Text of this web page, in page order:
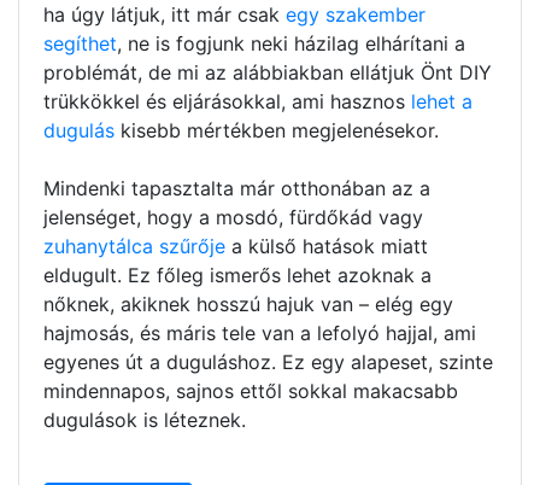
ha úgy látjuk, itt már csak egy szakember
segíthet, ne is fogjunk neki házilag elhárítani a
problémát, de mi az alábbiakban ellátjuk Önt DIY
trükkökkel és eljárásokkal, ami hasznos lehet a
dugulás kisebb mértékben megjelenésekor.
Mindenki tapasztalta már otthonában az a
jelenséget, hogy a mosdó, fürdőkád vagy
zuhanytálca szűrője a külső hatások miatt
eldugult. Ez főleg ismerős lehet azoknak a
nőknek, akiknek hosszú hajuk van – elég egy
hajmosás, és máris tele van a lefolyó hajjal, ami
egyenes út a duguláshoz. Ez egy alapeset, szinte
mindennapos, sajnos ettől sokkal makacsabb
dugulások is léteznek.